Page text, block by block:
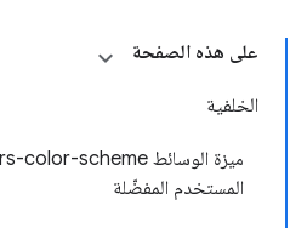
على هذه الصفحة
الخلفية
المستخدم المفضّلة